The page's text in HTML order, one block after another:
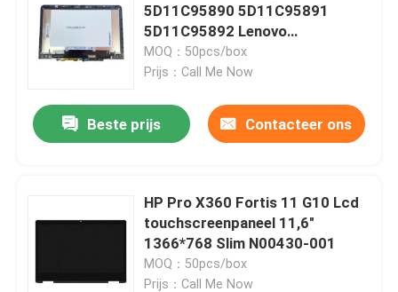
5D11C95890 5D11C95891
5D11C95892 Lenovo
Chromebook 500E Gen3 AMD
MOQ：50pcs/box
Prijs：Call Me Now
Beste prijs Contacteer ons
HP Pro X360 Fortis 11 G10 Lcd
touchscreenpaneel 11,6"
1366*768 Slim N00430-001
MOQ：50pcs/box
Prijs：Call Me Now